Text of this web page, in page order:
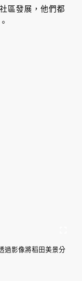
區發展，他們都
過影像將稻田美景分